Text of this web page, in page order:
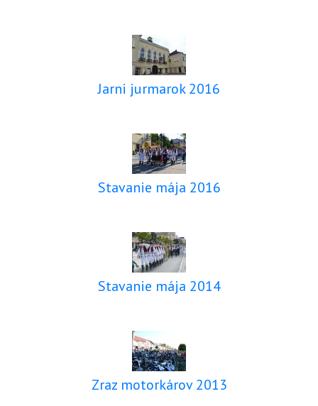
Jarni jurmarok 2016
Stavanie mája 2016
Stavanie mája 2014
Zraz motorkárov 2013